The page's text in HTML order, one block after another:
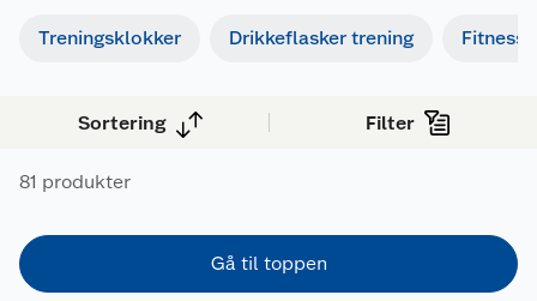
Treningsklokker Drikkeflasker trening Fitness
Sortering Filter
81 produkter
Gå til toppen